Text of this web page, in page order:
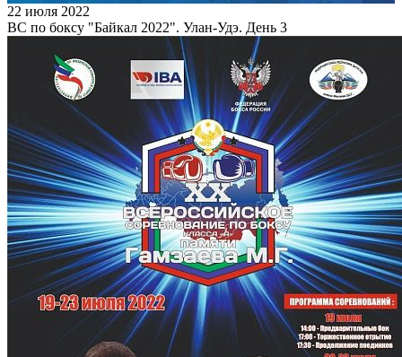
22 июля 2022
ВС по боксу "Байкал 2022". Улан-Удэ. День 3